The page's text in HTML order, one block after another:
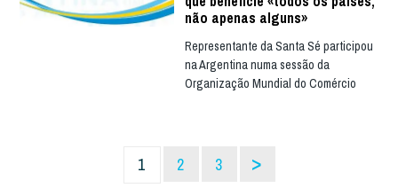
não apenas alguns»
Representante da Santa Sé participou
na Argentina numa sessão da
Organização Mundial do Comércio
1 2 3 >